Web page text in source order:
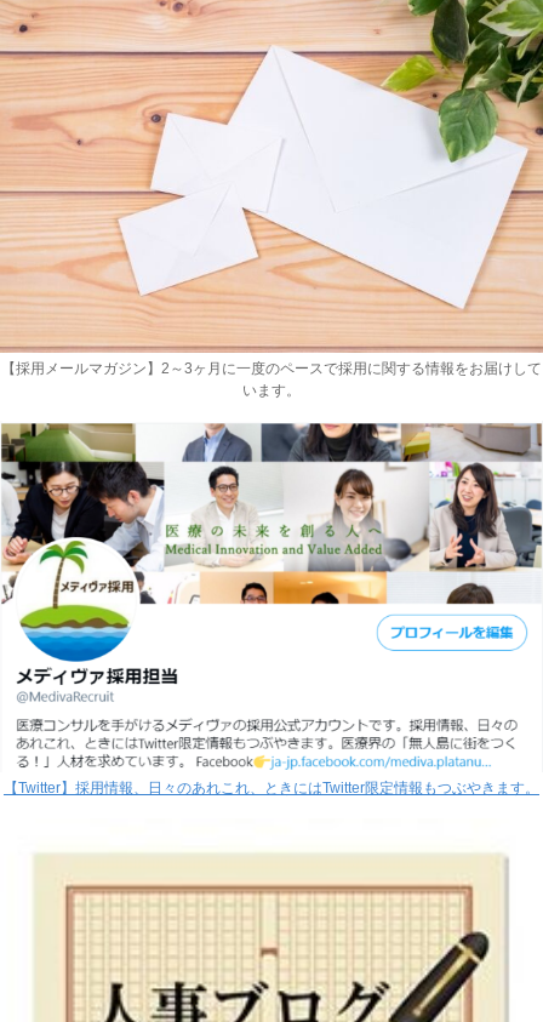
【採用メールマガジン】2～3ヶ月に一度のペースで採用に関する情報をお届けして
います。
【Twitter】採用情報、日々のあれこれ、ときにはTwitter限定情報もつぶやきます。